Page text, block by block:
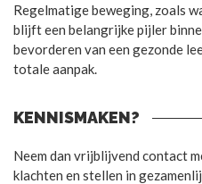
Regelmatige beweging, zoals
blijft een belangrijke pijler
bevorderen van een gezonde
totale aanpak.
KENNISMAKEN?
Neem dan vrijblijvend contact
klachten en stellen in